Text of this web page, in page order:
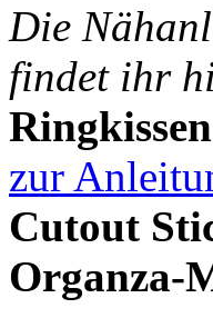
Die
findet ihr
zur
Cutout
Organza-